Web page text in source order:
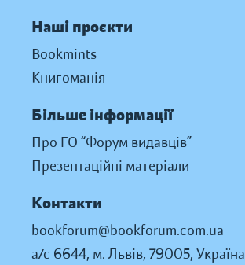
Наші проєкти
Bookmints
Книгоманія
Більше інформації
Про ГО “Форум видавців”
Презентаційні матеріали
Контакти
bookforum@bookforum.com.ua
а/с 6644, м. Львів, 79005, Україна